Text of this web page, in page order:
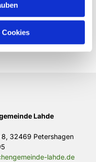
Lahde
32469 Petershagen
lahde.de